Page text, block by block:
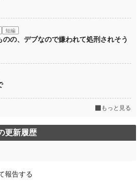
短編
の、デブなので嫌われて処刑されそう
もっと見る
更新履歴
報告する